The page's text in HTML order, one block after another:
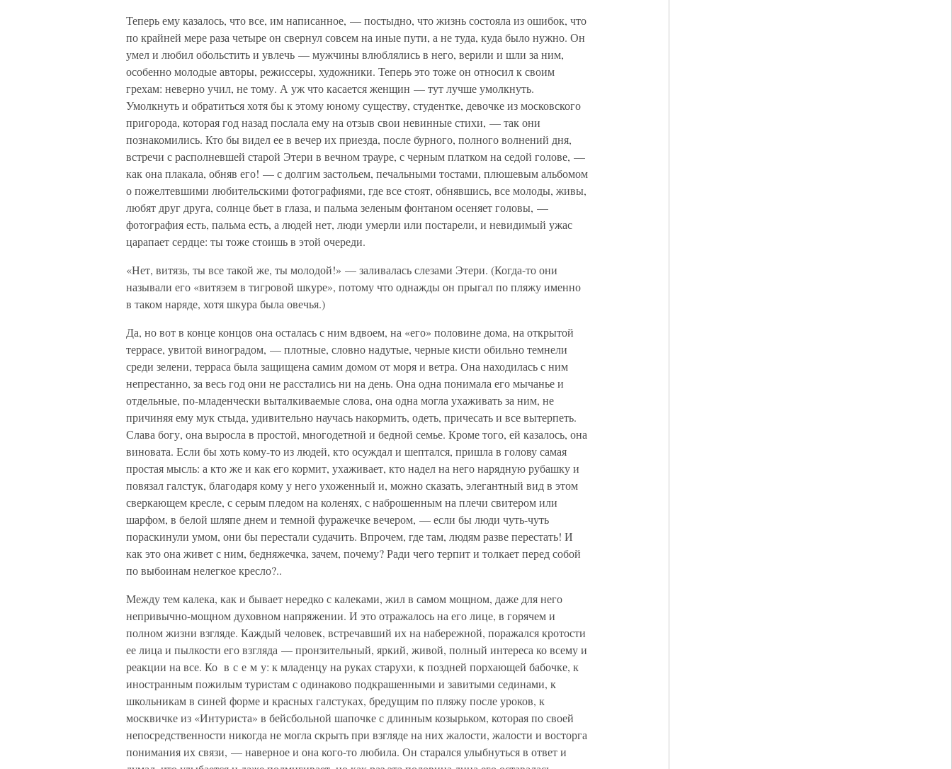
Теперь ему казалось, что все, им написанное, — постыдно, что жизнь состояла из ошибок, что
по крайней мере раза четыре он свернул совсем на иные пути, а не туда, куда было нужно. Он
умел и любил обольстить и увлечь — мужчины влюблялись в него, верили и шли за ним,
особенно молодые авторы, режиссеры, художники. Теперь это тоже он относил к своим
грехам: неверно учил, не тому. А уж что касается женщин — тут лучше умолкнуть.
Умолкнуть и обратиться хотя бы к этому юному существу, студентке, девочке из московского
пригорода, которая год назад послала ему на отзыв свои невинные стихи, — так они
познакомились. Кто бы видел ее в вечер их приезда, после бурного, полного волнений дня,
встречи с располневшей старой Этери в вечном трауре, с черным платком на седой голове, —
как она плакала, обняв его! — с долгим застольем, печальными тостами, плюшевым альбомом
о пожелтевшими любительскими фотографиями, где все стоят, обнявшись, все молоды, живы,
любят друг друга, солнце бьет в глаза, и пальма зеленым фонтаном осеняет головы, —
фотография есть, пальма есть, а людей нет, люди умерли или постарели, и невидимый ужас
царапает сердце: ты тоже стоишь в этой очереди.
«Нет, витязь, ты все такой же, ты молодой!» — заливалась слезами Этери. (Когда-то они
называли его «витязем в тигровой шкуре», потому что однажды он прыгал по пляжу именно
в таком наряде, хотя шкура была овечья.)
Да, но вот в конце концов она осталась с ним вдвоем, на «его» половине дома, на открытой
террасе, увитой виноградом, — плотные, словно надутые, черные кисти обильно темнели
среди зелени, терраса была защищена самим домом от моря и ветра. Она находилась с ним
непрестанно, за весь год они не расстались ни на день. Она одна понимала его мычанье и
отдельные, по-младенчески выталкиваемые слова, она одна могла ухаживать за ним, не
причиняя ему мук стыда, удивительно научась накормить, одеть, причесать и все вытерпеть.
Слава богу, она выросла в простой, многодетной и бедной семье. Кроме того, ей казалось, она
виновата. Если бы хоть кому-то из людей, кто осуждал и шептался, пришла в голову самая
простая мысль: а кто же и как его кормит, ухаживает, кто надел на него нарядную рубашку и
повязал галстук, благодаря кому у него ухоженный и, можно сказать, элегантный вид в этом
сверкающем кресле, с серым пледом на коленях, с наброшенным на плечи свитером или
шарфом, в белой шляпе днем и темной фуражечке вечером, — если бы люди чуть-чуть
пораскинули умом, они бы перестали судачить. Впрочем, где там, людям разве перестать! И
как это она живет с ним, бедняжечка, зачем, почему? Ради чего терпит и толкает перед собой
по выбоинам нелегкое кресло?..
Между тем калека, как и бывает нередко с калеками, жил в самом мощном, даже для него
непривычно-мощном духовном напряжении. И это отражалось на его лице, в горячем и
полном жизни взгляде. Каждый человек, встречавший их на набережной, поражался кротости
ее лица и пылкости его взгляда — пронзительный, яркий, живой, полный интереса ко всему и
реакции на все. Ко в с е м у: к младенцу на руках старухи, к поздней порхающей бабочке, к
иностранным пожилым туристам с одинаково подкрашенными и завитыми сединами, к
школьникам в синей форме и красных галстуках, бредущим по пляжу после уроков, к
москвичке из «Интуриста» в бейсбольной шапочке с длинным козырьком, которая по своей
непосредственности никогда не могла скрыть при взгляде на них жалости, жалости и восторга
понимания их связи, — наверное и она кого-то любила. Он старался улыбнуться в ответ и